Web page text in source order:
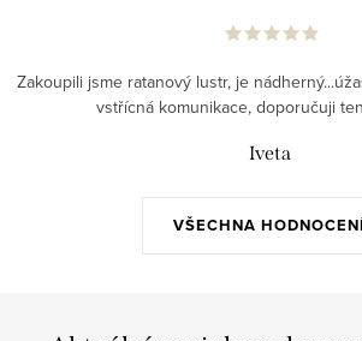
VŠECHNA
Zakoupili jsme ratanový lustr, je
vstřícná komunikace, doporučuji
Iveta